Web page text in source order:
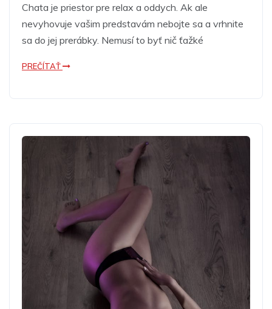
Chata je priestor pre relax a oddych. Ak ale
nevyhovuje vašim predstavám nebojte sa a vrhnite
sa do jej prerábky. Nemusí to byť nič ťažké
PREČÍTAŤ